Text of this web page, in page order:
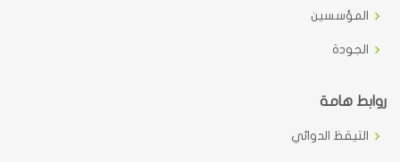
المؤسسين
الجودة
روابط هامة
التيقظ الدوائي